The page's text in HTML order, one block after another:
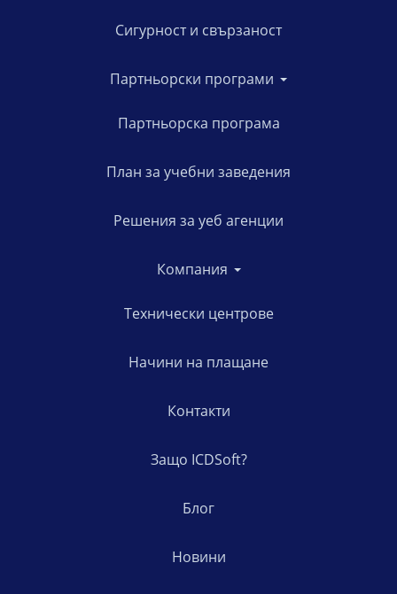
Сигурност и свързаност
Партньорски програми
Партньорска програма
План за учебни заведения
Решения за уеб агенции
Компания
Технически центрове
Начини на плащане
Контакти
Защо ICDSoft?
Блог
Новини